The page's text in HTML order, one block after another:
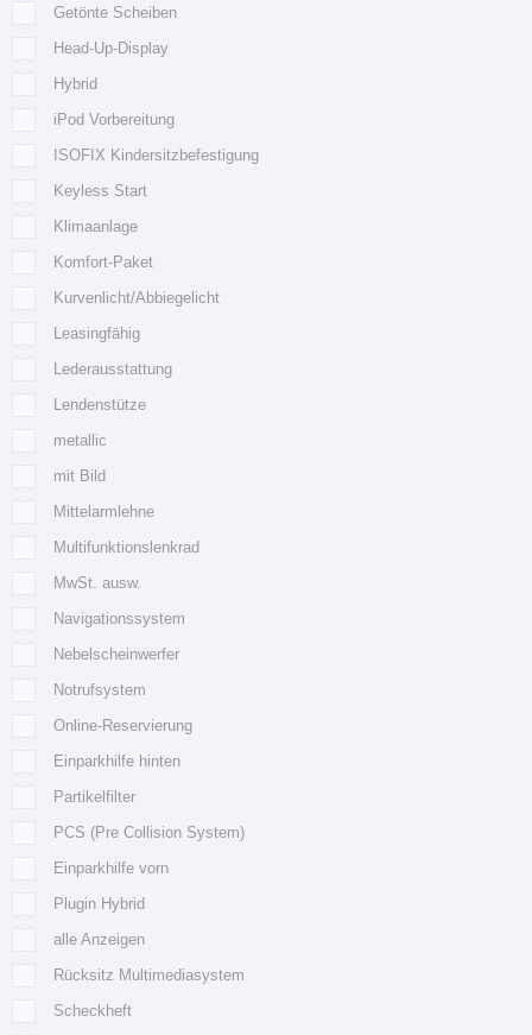
Getönte Scheiben
Head-Up-Display
Hybrid
iPod Vorbereitung
ISOFIX Kindersitzbefestigung
Keyless Start
Klimaanlage
Komfort-Paket
Kurvenlicht/Abbiegelicht
Leasingfähig
Lederausstattung
Lendenstütze
metallic
mit Bild
Mittelarmlehne
Multifunktionslenkrad
MwSt. ausw.
Navigationssystem
Nebelscheinwerfer
Notrufsystem
Online-Reservierung
Einparkhilfe hinten
Partikelfilter
PCS (Pre Collision System)
Einparkhilfe vorn
Plugin Hybrid
alle Anzeigen
Rücksitz Multimediasystem
Scheckheft